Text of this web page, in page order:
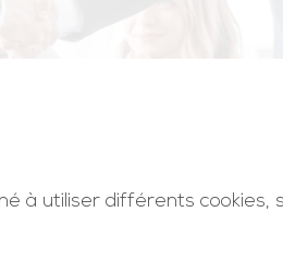
à utiliser différents